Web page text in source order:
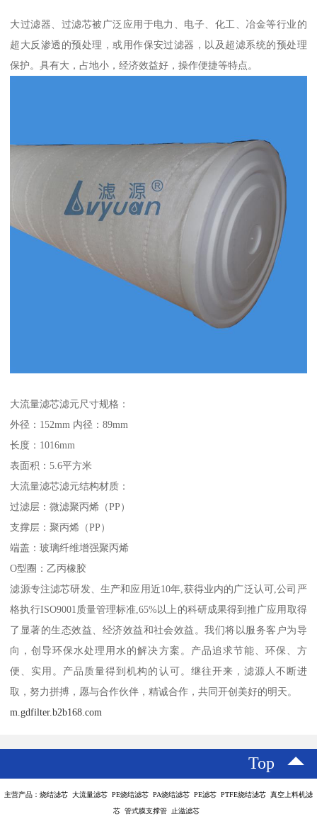
大过滤器、过滤芯被广泛应用于电力、电子、化工、冶金等行业的
超大反渗透的预处理，或用作保安过滤器，以及超滤系统的预处理
保护。具有大，占地小，经济效益好，操作便捷等特点。
大流量滤芯滤元尺寸规格：
外径：152mm 内径：89mm
长度：1016mm
表面积：5.6平方米
大流量滤芯滤元结构材质：
过滤层：微滤聚丙烯（PP）
支撑层：聚丙烯（PP）
端盖：玻璃纤维增强聚丙烯
O型圈：乙丙橡胶
滤源专注滤芯研发、生产和应用近10年,获得业内的广泛认可,公司严
格执行ISO9001质量管理标准,65%以上的科研成果得到推广应用取得
了显著的生态效益、经济效益和社会效益。我们将以服务客户为导
向，创导环保水处理用水的解决方案。产品追求节能、环保、方
便、实用。产品质量得到机构的认可。继往开来，滤源人不断进
取，努力拼搏，愿与合作伙伴，精诚合作，共同开创美好的明天。
m.gdfilter.b2b168.com
Top
主营产品：烧结滤芯 大流量滤芯 PE烧结滤芯 PA烧结滤芯 PE滤芯 PTFE烧结滤芯 真空上料机滤
芯 管式膜支撑管 止溢滤芯